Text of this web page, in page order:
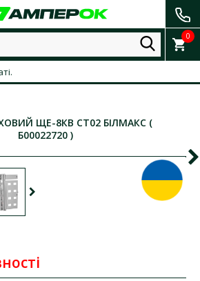
0
ЩЕ-8КВ СТ02 БІЛМАКС (
Б00022720 )